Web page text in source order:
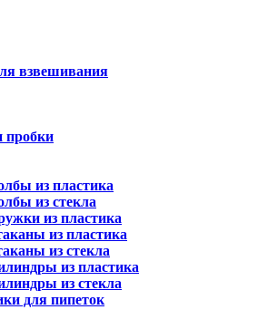
взвешивания
из пластика
из стекла
из пластика
из пластика
из стекла
из пластика
из стекла
для пипеток